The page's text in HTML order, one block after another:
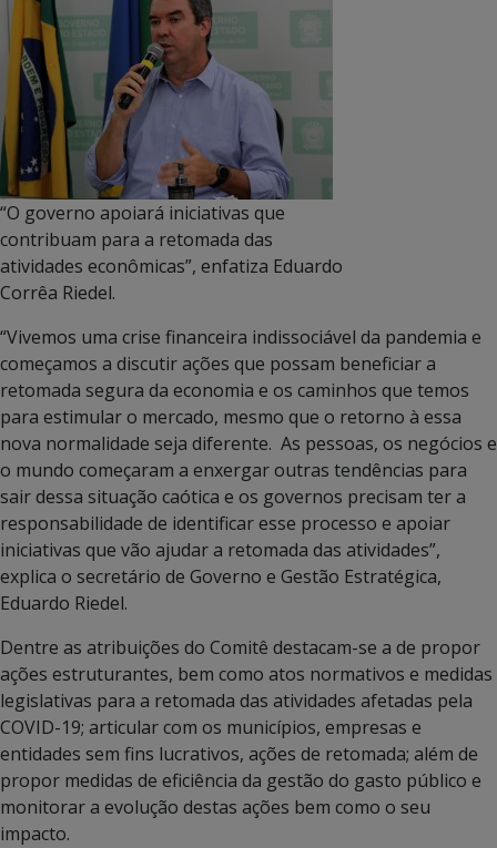
“O governo apoiará iniciativas que
contribuam para a retomada das
atividades econômicas”, enfatiza Eduardo
Corrêa Riedel.
“Vivemos uma crise financeira indissociável da pandemia e
começamos a discutir ações que possam beneficiar a
retomada segura da economia e os caminhos que temos
para estimular o mercado, mesmo que o retorno à essa
nova normalidade seja diferente. As pessoas, os negócios e
o mundo começaram a enxergar outras tendências para
sair dessa situação caótica e os governos precisam ter a
responsabilidade de identificar esse processo e apoiar
iniciativas que vão ajudar a retomada das atividades”,
explica o secretário de Governo e Gestão Estratégica,
Eduardo Riedel.
Dentre as atribuições do Comitê destacam-se a de propor
ações estruturantes, bem como atos normativos e medidas
legislativas para a retomada das atividades afetadas pela
COVID-19; articular com os municípios, empresas e
entidades sem fins lucrativos, ações de retomada; além de
propor medidas de eficiência da gestão do gasto público e
monitorar a evolução destas ações bem como o seu
impacto.